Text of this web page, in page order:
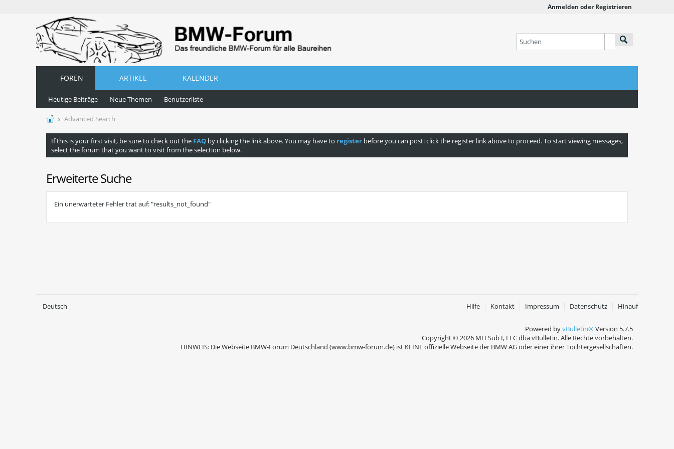
Anmelden oder Registrieren
FOREN ARTIKEL KALENDER
Heutige Beiträge Neue Themen Benutzerliste
Advanced Search
If this is your first visit, be sure to check out the FAQ by clicking the link above. You may have to register before you can post: click the register link above to proceed. To start viewing messages,
select the forum that you want to visit from the selection below.
Erweiterte Suche
Ein unerwarteter Fehler trat auf: "results_not_found"
Deutsch Hilfe Kontakt Impressum Datenschutz Hinauf
Powered byvBulletin®Version 5.7.5
Copyright © 2026 MH Sub I, LLC dba vBulletin. Alle Rechte vorbehalten.
HINWEIS: Die Webseite BMW-Forum Deutschland (www.bmw-forum.de) ist KEINE offizielle Webseite der BMW AG oder einer ihrer Tochtergesellschaften.